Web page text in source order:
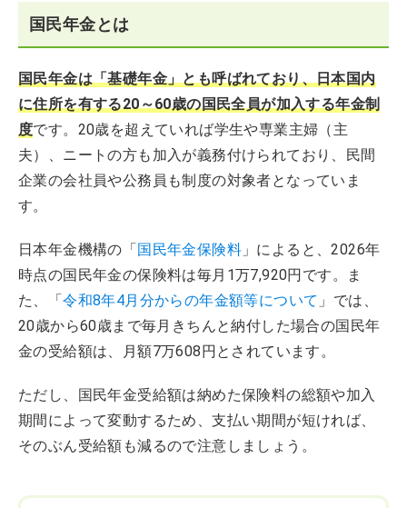
国民年金とは
国民年金は「基礎年金」とも呼ばれており、日本国内
に住所を有する20～60歳の国民全員が加入する年金制
度です。20歳を超えていれば学生や専業主婦（主
夫）、ニートの方も加入が義務付けられており、民間
企業の会社員や公務員も制度の対象者となっていま
す。
日本年金機構の「 国民年金保険料 」によると、2026年
時点の国民年金の保険料は毎月1万7,920円です。ま
た、「令和8年4月分からの年金額等について 」では、
20歳から60歳まで毎月きちんと納付した場合の国民年
金の受給額は、月額7万608円とされています。
ただし、国民年金受給額は納めた保険料の総額や加入
期間によって変動するため、支払い期間が短ければ、
そのぶん受給額も減るので注意しましょう。